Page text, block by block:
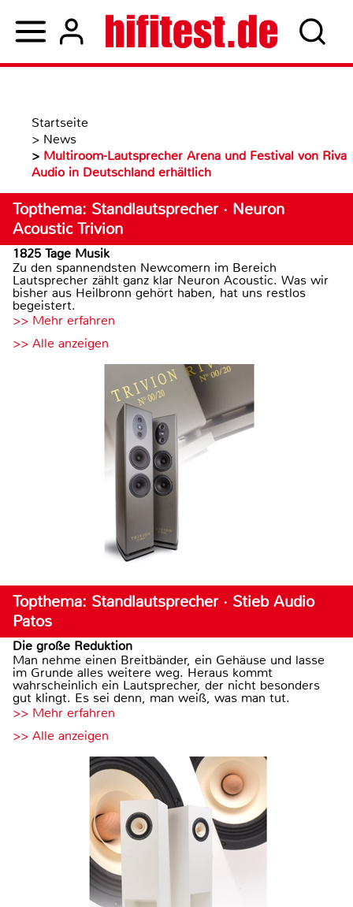
Startseite
> News
> Multiroom-Lautsprecher Arena und Festival von Riva
Audio in Deutschland erhältlich
Topthema: Standlautsprecher · Neuron
Acoustic Trivion
1825 Tage Musik
Zu den spannendsten Newcomern im Bereich
Lautsprecher zählt ganz klar Neuron Acoustic. Was wir
bisher aus Heilbronn gehört haben, hat uns restlos
begeistert.
>> Mehr erfahren
>> Alle anzeigen
Topthema: Standlautsprecher · Stieb Audio
Patos
Die große Reduktion
Man nehme einen Breitbänder, ein Gehäuse und lasse
im Grunde alles weitere weg. Heraus kommt
wahrscheinlich ein Lautsprecher, der nicht besonders
gut klingt. Es sei denn, man weiß, was man tut.
>> Mehr erfahren
>> Alle anzeigen